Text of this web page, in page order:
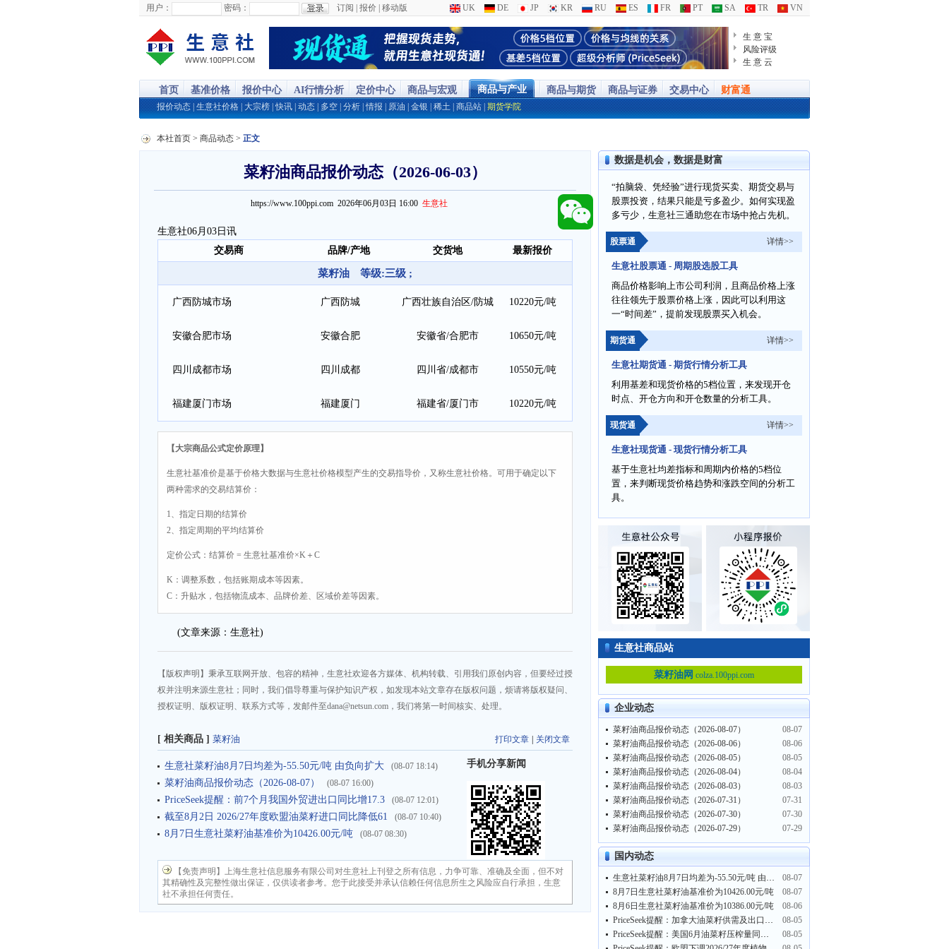
用户： 密码： 订阅 报价 移动版 UK DE JP KR RU ES FR PT SA TR VN
生 意 宝
风险评级
生 意 云
首页 基准价格 报价中心 AI行情分析 定价中心 商品与宏观 商品与产业 商品与期货 商品与证券 交易中心 财富通
报价动态 生意社价格 大宗榜 |快讯 动态 多空 分析 |情报 原油 金银 稀土 商品站 期货学院
本社首页 > 商品动态 > 正文
菜籽油商品报价动态（2026-06-03）
https://www.100ppi.com 2026年06月03日 16:00 生意社
生意社06月03日讯
交易商
品牌/产地 交货地 最新报价
菜籽油 等级:三级 ;
广西防城市场 广西防城 广西壮族自治区/防城
港市
10220元/吨
安徽合肥市场 安徽合肥 安徽省/合肥市 10650元/吨
四川成都市场 四川成都 四川省/成都市 10550元/吨
福建厦门市场 福建厦门 福建省/厦门市 10220元/吨
【大宗商品公式定价原理】
生意社基准价是基于价格大数据与生意社价格模型产生的交易指导价，又称生意社价格。可用于确定以下
两种需求的交易结算价：
1、指定日期的结算价
2、指定周期的平均结算价
定价公式：结算价 = 生意社基准价×K＋C
K：调整系数，包括账期成本等因素。
C：升贴水，包括物流成本、品牌价差、区域价差等因素。
(文章来源：生意社)
【版权声明】秉承互联网开放、包容的精神，生意社欢迎各方媒体、机构转载、引用我们原创内容，但要经过授
权并注明来源生意社；同时，我们倡导尊重与保护知识产权，如发现本站文章存在版权问题，烦请将版权疑问、
授权证明、版权证明、联系方式等，发邮件至dana@netsun.com，我们将第一时间核实、处理。
打印文章 关闭文章
[ 相关商品 ] 菜籽油
生意社菜籽油8月7日均差为-55.50元/吨 由负向扩大 (08-07 18:14)
菜籽油商品报价动态（2026-08-07） (08-07 16:00)
PriceSeek提醒：前7个月我国外贸进出口同比增17.3 (08-07 12:01)
截至8月2日 2026/27年度欧盟油菜籽进口同比降低61 (08-07 10:40)
8月7日生意社菜籽油基准价为10426.00元/吨 (08-07 08:30)
手机分享新闻
【免责声明】上海生意社信息服务有限公司对生意社上刊登之所有信息，力争可靠、准确及全面，但不对
其精确性及完整性做出保证，仅供读者参考。您于此接受并承认信赖任何信息所生之风险应自行承担，生意
社不承担任何责任。
数据是机会，数据是财富
“拍脑袋、凭经验”进行现货买卖、期货交易与
股票投资，结果只能是亏多盈少。如何实现盈
多亏少，生意社三通助您在市场中抢占先机。
股票通 详情>>
生意社股票通 - 周期股选股工具
商品价格影响上市公司利润，且商品价格上涨
往往领先于股票价格上涨，因此可以利用这
一“时间差”，提前发现股票买入机会。
期货通 详情>>
生意社期货通 - 期货行情分析工具
利用基差和现货价格的5档位置，来发现开仓
时点、开仓方向和开仓数量的分析工具。
现货通 详情>>
生意社现货通 - 现货行情分析工具
基于生意社均差指标和周期内价格的5档位
置，来判断现货价格趋势和涨跌空间的分析工
具。
生意社商品站
菜籽油网 colza.100ppi.com
企业动态
菜籽油商品报价动态（2026-08-07）
08-07
菜籽油商品报价动态（2026-08-06）
08-06
菜籽油商品报价动态（2026-08-05）
08-05
菜籽油商品报价动态（2026-08-04）
08-04
菜籽油商品报价动态（2026-08-03）
08-03
菜籽油商品报价动态（2026-07-31）
07-31
菜籽油商品报价动态（2026-07-30）
07-30
菜籽油商品报价动态（2026-07-29）
07-29
国内动态
生意社菜籽油8月7日均差为-55.50元/吨 由负向扩大转为缩小
08-07
8月7日生意社菜籽油基准价为10426.00元/吨
08-07
8月6日生意社菜籽油基准价为10386.00元/吨
08-06
PriceSeek提醒：加拿大油菜籽供需及出口最新数据公布
08-05
PriceSeek提醒：美国6月油菜籽压榨量同比环比大幅上升
08-05